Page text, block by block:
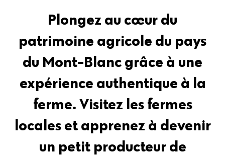
Plongez au cœur du
patrimoine agricole du pays
du Mont-Blanc grâce à une
expérience authentique à la
ferme. Visitez les fermes
locales et apprenez à devenir
un petit producteur de